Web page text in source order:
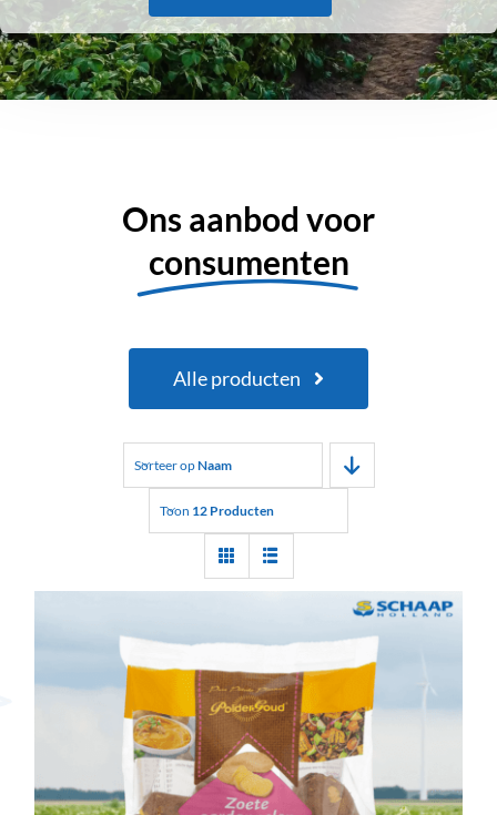
Ons aanbod voor
consumenten
Alle producten
Sorteer opNaam
Toon 12 Producten